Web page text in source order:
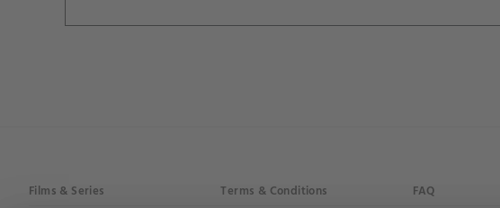
Films & Series Terms & Conditions FAQ